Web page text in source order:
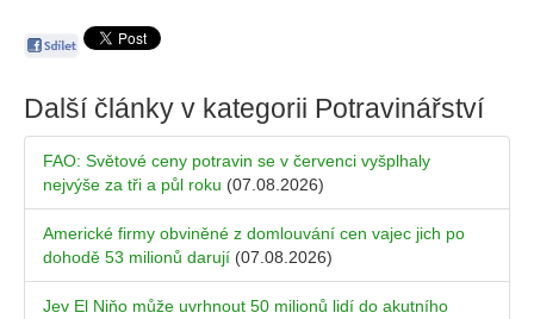
Další články v kategorii Potravinářství
FAO: Světové ceny potravin se v červenci vyšplhaly
nejvýše za tři a půl roku (07.08.2026)
Americké firmy obviněné z domlouvání cen vajec jich po
dohodě 53 milionů darují (07.08.2026)
Jev El Niňo může uvrhnout 50 milionů lidí do akutního